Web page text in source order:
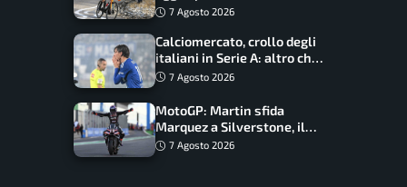
Ventoux, orari e come
7 Agosto 2026
Calciomercato, crollo degli
italiani in Serie A: altro che
svolta dopo il Mondiale
7 Agosto 2026
MotoGP: Martin sfida
Marquez a Silverstone, il
programma e gli orari
7 Agosto 2026